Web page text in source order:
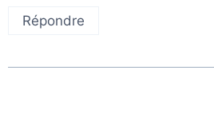
Répondre